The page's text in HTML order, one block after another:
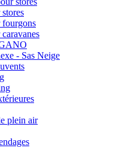
fourgons
- Sas Neige
plein air